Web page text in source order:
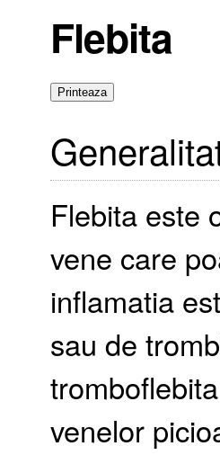
Flebita
Flebita este
vene care
inflamatia
sau de
venelor